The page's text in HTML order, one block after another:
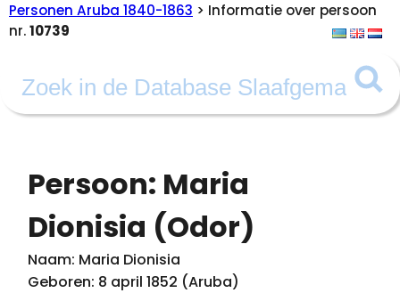
Personen Aruba 1840-1863 > Informatie over persoon
nr.10739
Persoon: Maria
Dionisia (Odor)
Naam: Maria Dionisia
Geboren: 8 april 1852 (Aruba)